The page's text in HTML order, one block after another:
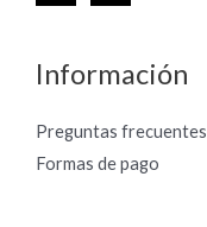
Información
Preguntas frecuentes
Formas de pago